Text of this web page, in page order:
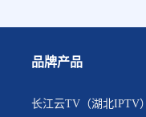
品牌产品
长江云TV（湖北IPTV）